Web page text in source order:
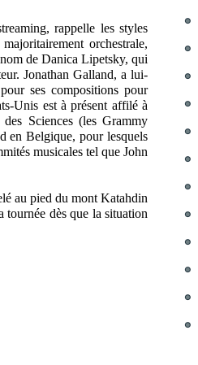
rappelle les styles
orchestrale,
de Danica Lipetsky, qui
Jonathan Galland, a lui-
ses compositions pour
Unis est à présent affilé à
Sciences (les Grammy
en Belgique, pour lesquels
musicales tel que John
au pied du mont Katahdin
tournée dès que la situation